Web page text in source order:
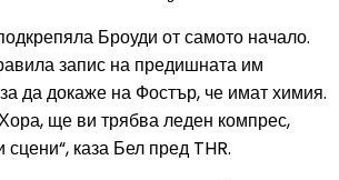
Броуди от самото начало.
запис на предишната им
да докаже на Фостър, че имат химия.
ще ви трябва леден компрес,
сцени“, каза Бел пред THR.